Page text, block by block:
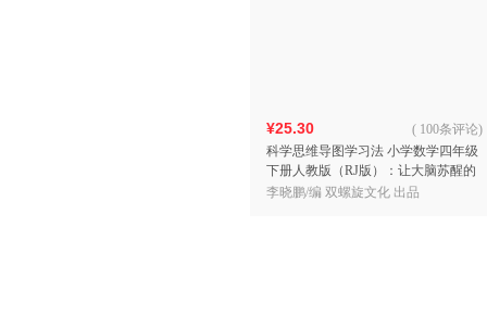
¥25.30
科学思维导图学习法 小学数学四年级
下册人教版（RJ版）：让大脑苏醒的
数学学习方法，学习方法名师李晓鹏
( 100条评论)
李晓鹏/编 双螺旋文化 出品